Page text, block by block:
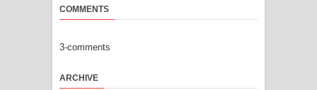
COMMENTS
3-comments
ARCHIVE